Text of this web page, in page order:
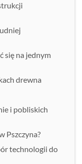
się na jednym
drewna
i pobliskich
Pszczyna?
technologii do